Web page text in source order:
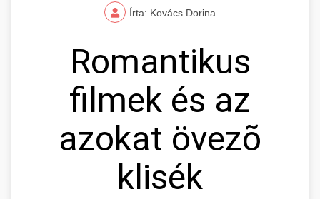
Írta: Kovács Dorina
Romantikus
filmek és az
azokat övezõ
klisék